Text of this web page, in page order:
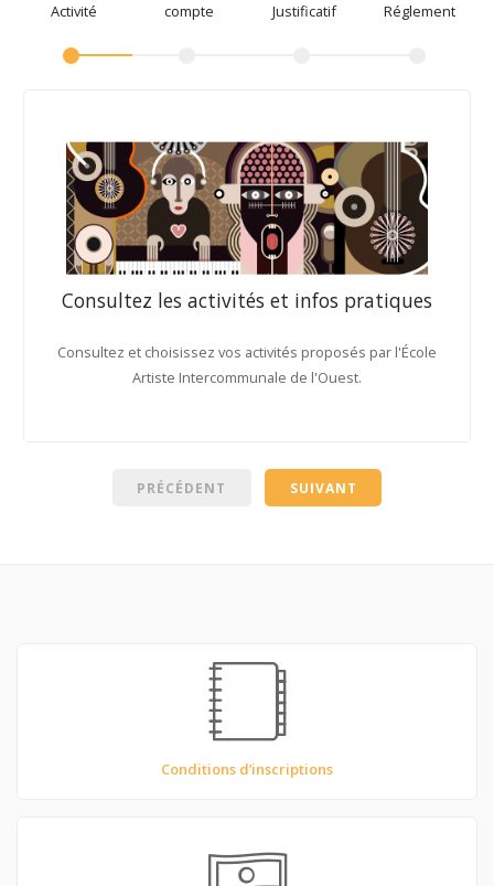
Activité
compte
Justificatif
Réglement
Consultez les activités et infos pratiques
Consultez et choisissez vos activités proposés par l'École
Artiste Intercommunale de l'Ouest.
PRÉCÉDENT SUIVANT
Conditions d’inscriptions